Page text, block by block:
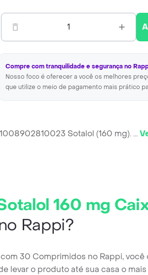
1
Compre com tranquilidade e segurança no
Nosso foco é oferecer a você os melhores
que utilize o meio de pagamento mais prático
Sotalol (160 mg). ...
160 mg
Rappi?
30 Comprimidos no Rappi, você
levar o produto até sua casa o